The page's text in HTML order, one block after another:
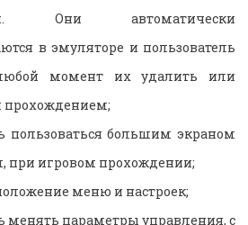
Они автоматически
в эмуляторе и пользователь
момент их удалить или
прохождением;
пользоваться большим экраном
при игровом прохождении;
меню и настроек;
менять параметры управления, с